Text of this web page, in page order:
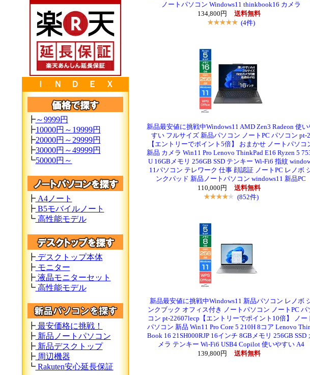
Ｉ Ｎ Ｄ Ｅ Ｘ
┣～9999円
┣10000円～19999円
┣20000円～29999円
┣30000円～49999円
┗50000円～
┣A4ノート
┣B5モバイルノート
┗高性能モデル
┣デスクトップ本体
┣モニター
┣液晶モニターセット
┗高性能モデル
┣最安価格に挑戦！
┣新品ノートパソコン
┣新品デスクトップ
┣周辺機器
┗Rakuten安心延長保証
ノートパソコン Windows11 thinkbook16 カメラ
134,800円
送料無料
(4件)
新品最安値に挑戦中Windows11 AMD Zen3 Radeon 使い
すい フルサイズ 新品パソコン ノートPC パソコン pt-2
【エントリーでポイント5倍】 おまかせ ノートパソコ
新品 カメラ Win11 Pro Lenovo ThinkPad E16 Ryzen 5
U 16GBメモリ 256GB SSD テンキー Wi-Fi6 指紋
11パソコン テレワーク 仕事 顔認証 ノートPC レノボ
ンクパッド 新品ノートパソコン windows11 新品PC
110,000円
送料無料
(852件)
新品最安値に挑戦中Windows11 新品パソコン レノボ
ンクブック オフィス付き ノートパソコン ノートPC パ
コン pt-22607lecp【エントリーでポイント10倍】 ノー
パソコン 新品 Win11 Pro Core 5 210H 8コア Lenovo
Book 16 21SH000RJP 16インチ 8GBメモリ 256GB SSD
メラ テンキー Wi-Fi6 USB4 Copilot 使いやすい A4
139,800円
送料無料